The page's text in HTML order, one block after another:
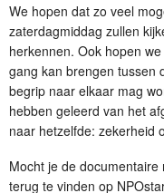
We hopen dat zo veel
zaterdagmiddag zullen
herkennen. Ook hopen
gang kan brengen tussen
begrip naar elkaar mag
hebben geleerd van het
naar hetzelfde: zekerheid
Mocht je de
terug te vinden op